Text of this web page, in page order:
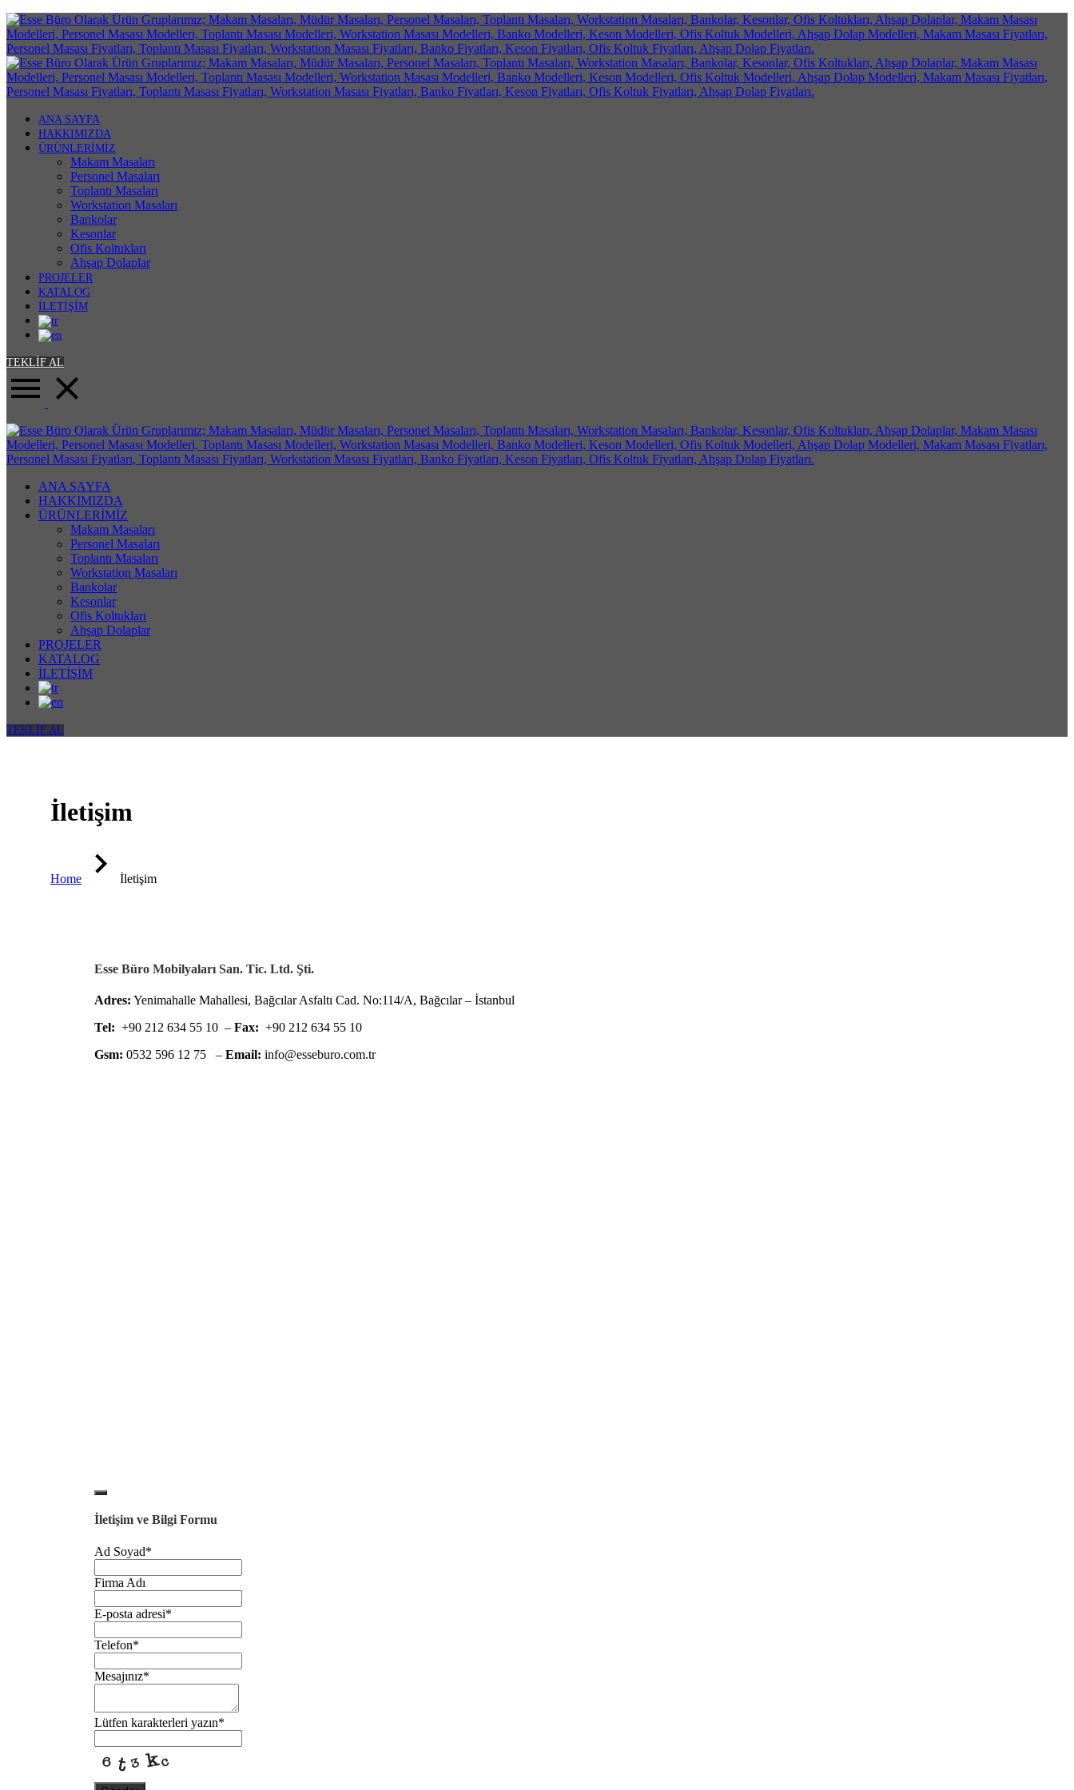
ANA SAYFA
HAKKIMIZDA
ÜRÜNLERİMİZ
Makam Masaları
Personel Masaları
Toplantı Masaları
Workstation Masaları
Bankolar
Kesonlar
Ofis Koltukları
Ahşap Dolaplar
PROJELER
KATALOG
İLETİŞİM
TEKLİF AL
ANA SAYFA
HAKKIMIZDA
ÜRÜNLERİMİZ
Makam Masaları
Personel Masaları
Toplantı Masaları
Workstation Masaları
Bankolar
Kesonlar
Ofis Koltukları
Ahşap Dolaplar
PROJELER
KATALOG
İLETİŞİM
TEKLİF AL
İletişim
Home İletişim
Esse Büro Mobilyaları San. Tic. Ltd. Şti.
Adres: Yenimahalle Mahallesi, Bağcılar Asfaltı Cad. No:114/A, Bağcılar – İstanbul
Tel: +90 212 634 55 10 – Fax: +90 212 634 55 10
Gsm: 0532 596 12 75 – Email: info@esseburo.com.tr
İletişim ve Bilgi Formu
Ad Soyad*
Firma Adı
E-posta adresi*
Telefon*
Mesajınız*
Lütfen karakterleri yazın*